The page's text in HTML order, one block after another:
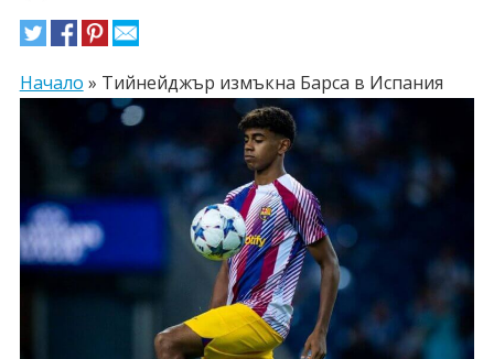
Начало » Тийнейджър измъкна Барса в Испания